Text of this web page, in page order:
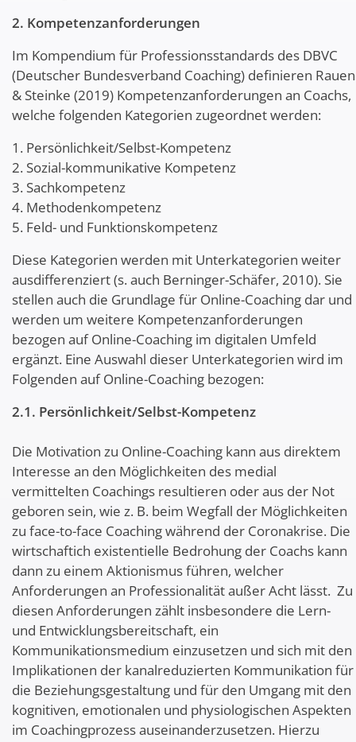
2. Kompetenzanforderungen
Im Kompendium für Professionsstandards des DBVC
(Deutscher Bundesverband Coaching) definieren Rauen
& Steinke (2019) Kompetenzanforderungen an Coachs,
welche folgenden Kategorien zugeordnet werden:
1. Persönlichkeit/Selbst-Kompetenz
2. Sozial-kommunikative Kompetenz
3. Sachkompetenz
4. Methodenkompetenz
5. Feld- und Funktionskompetenz
Diese Kategorien werden mit Unterkategorien weiter
ausdifferenziert (s. auch Berninger-Schäfer, 2010). Sie
stellen auch die Grundlage für Online-Coaching dar und
werden um weitere Kompetenzanforderungen
bezogen auf Online-Coaching im digitalen Umfeld
ergänzt. Eine Auswahl dieser Unterkategorien wird im
Folgenden auf Online-Coaching bezogen:
2.1. Persönlichkeit/Selbst-Kompetenz
Die Motivation zu Online-Coaching kann aus direktem
Interesse an den Möglichkeiten des medial
vermittelten Coachings resultieren oder aus der Not
geboren sein, wie z. B. beim Wegfall der Möglichkeiten
zu face-to-face Coaching während der Coronakrise. Die
wirtschaftich existentielle Bedrohung der Coachs kann
dann zu einem Aktionismus führen, welcher
Anforderungen an Professionalität außer Acht lässt. Zu
diesen Anforderungen zählt insbesondere die Lern-
und Entwicklungsbereitschaft, ein
Kommunikationsmedium einzusetzen und sich mit den
Implikationen der kanalreduzierten Kommunikation für
die Beziehungsgestaltung und für den Umgang mit den
kognitiven, emotionalen und physiologischen Aspekten
im Coachingprozess auseinanderzusetzen. Hierzu